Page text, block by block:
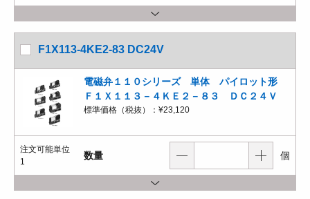
F1X113-4KE2-83 DC24V
電磁弁１１０シリーズ 単体 パイロット形
Ｆ１Ｘ１１３－４ＫＥ２－８３ ＤＣ２４Ｖ
標準価格（税抜）： ¥23,120
注文可能単位
1
数量 個